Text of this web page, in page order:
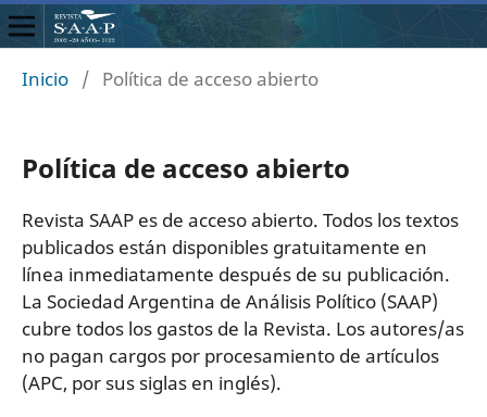
Inicio / Política de acceso abierto
Política de acceso abierto
Revista SAAP es de acceso abierto. Todos los textos
publicados están disponibles gratuitamente en
línea inmediatamente después de su publicación.
La Sociedad Argentina de Análisis Político (SAAP)
cubre todos los gastos de la Revista. Los autores/as
no pagan cargos por procesamiento de artículos
(APC, por sus siglas en inglés).